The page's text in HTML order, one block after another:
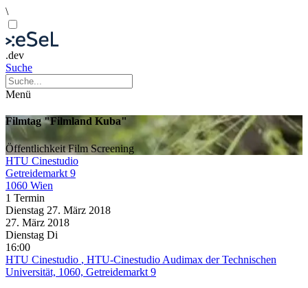
\
.dev
Suche
Menü
Filmtag "Filmland Kuba"
ÖffentlichkeitFilmScreening
HTU Cinestudio
Getreidemarkt 9
1060 Wien
1 Termin
Dienstag 27. März 2018
27. März 2018
Dienstag Di
16:00
HTU Cinestudio , HTU-Cinestudio Audimax der Technischen
Universität, 1060, Getreidemarkt 9